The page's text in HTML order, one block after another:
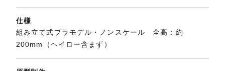
仕様
組み立て式プラモデル・ノンスケール 全高：約
200mm（ヘイロー含まず）